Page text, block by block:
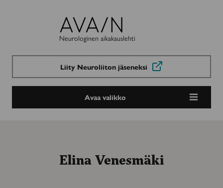
Avain-
lehti
Neurologinen aikakauslehti
Liity Neuroliiton jäseneksi
Avaa valikko
Elina Venesmäki